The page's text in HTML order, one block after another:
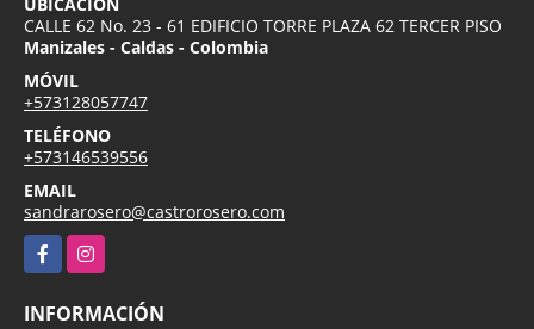
CALLE 62 No. 23 - 61 EDIFICIO TORRE PLAZA 62 TERCER PISO
Manizales - Caldas - Colombia
MÓVIL
+573128057747
TELÉFONO
+573146539556
EMAIL
sandrarosero@castrorosero.com
FacebookInstagram
INFORMACIÓN